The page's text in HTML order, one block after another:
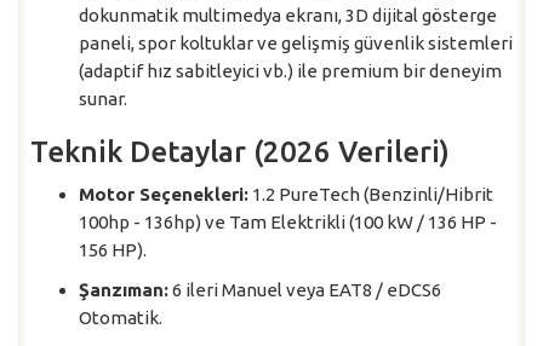
dokunmatik multimedya ekranı, 3D dijital gösterge
paneli, spor koltuklar ve gelişmiş güvenlik sistemleri
(adaptif hız sabitleyici vb.) ile premium bir deneyim
sunar.
Teknik Detaylar (2026 Verileri)
Motor Seçenekleri: 1.2 PureTech (Benzinli/Hibrit
100hp - 136hp) ve Tam Elektrikli (100 kW / 136 HP -
156 HP).
Şanzıman:6 ileri Manuel veya EAT8 / eDCS6
Otomatik.